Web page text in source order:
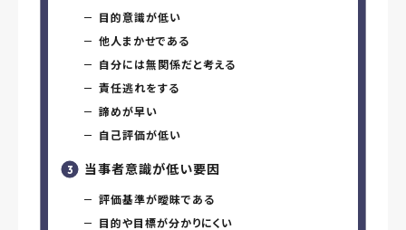
目的意識が低い
他人まかせである
自分には無関係だと考える
責任逃れをする
諦めが早い
自己評価が低い
当事者意識が低い要因
評価基準が曖昧である
目的や目標が分かりにくい